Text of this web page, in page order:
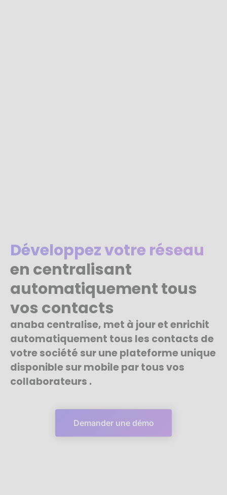
Développez votre réseau
en centralisant
automatiquement tous
vos contacts
anaba centralise, met à jour et enrichit
automatiquement tous les contacts de
votre société sur une plateforme unique
disponible sur mobile par tous vos
collaborateurs .
Demander une démo